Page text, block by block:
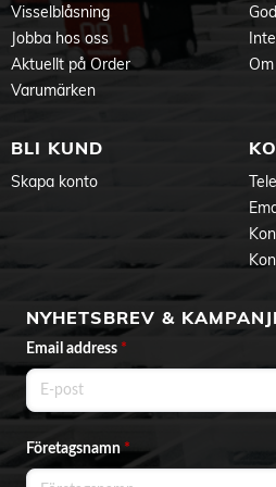
Visselblåsning
Jobba hos oss
Aktuellt på Order
Varumärken
BLI KUND
Skapa konto
NYHETSBREV &
Email address *
Företagsnamn*